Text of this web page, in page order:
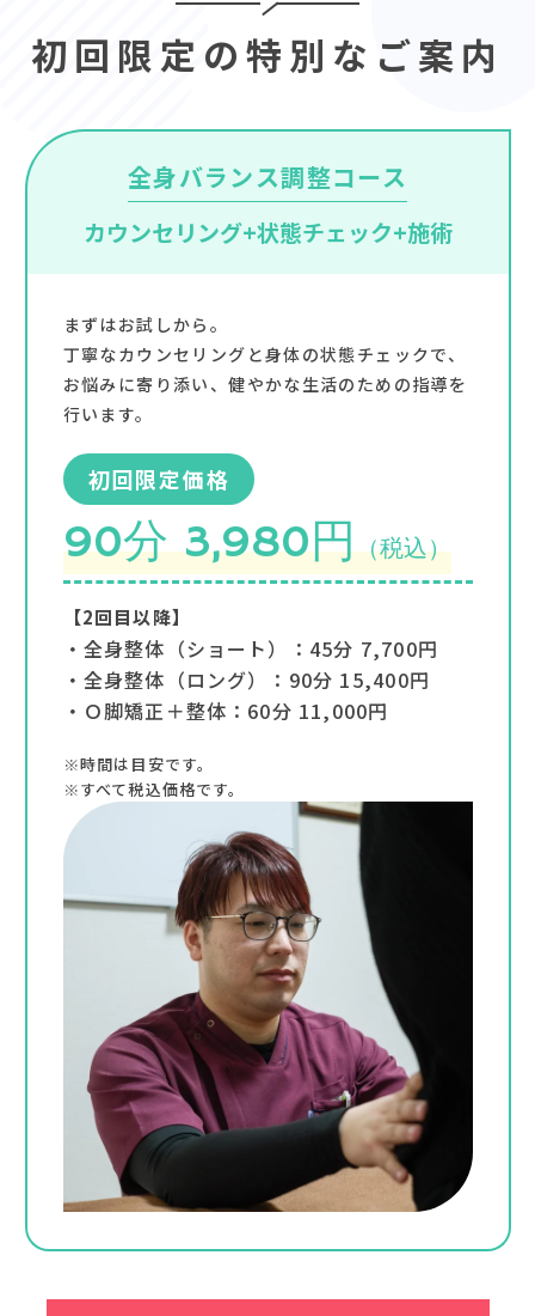
初回限定の特別なご案内
全身バランス調整コース
カウンセリング+状態チェック+施術
まずはお試しから。
丁寧なカウンセリングと身体の状態チェックで、
お悩みに寄り添い、健やかな生活のための指導を
行います。
初回限定価格
90分 3,980円（税込）
【2回目以降】
・全身整体（ショート）：45分 7,700円
・全身整体（ロング）：90分 15,400円
・Ｏ脚矯正＋整体：60分 11,000円
※時間は目安です。
※すべて税込価格です。